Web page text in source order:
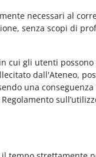
necessari al
senza scopi di
cui gli utenti
dall'Ateneo,
una